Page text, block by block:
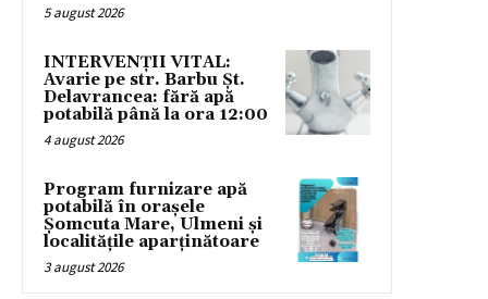
5 august 2026
INTERVENȚII VITAL:
Avarie pe str. Barbu Șt.
Delavrancea: fără apă
potabilă până la ora 12:00
4 august 2026
Program furnizare apă
potabilă în orașele
Șomcuta Mare, Ulmeni și
localitățile aparținătoare
3 august 2026